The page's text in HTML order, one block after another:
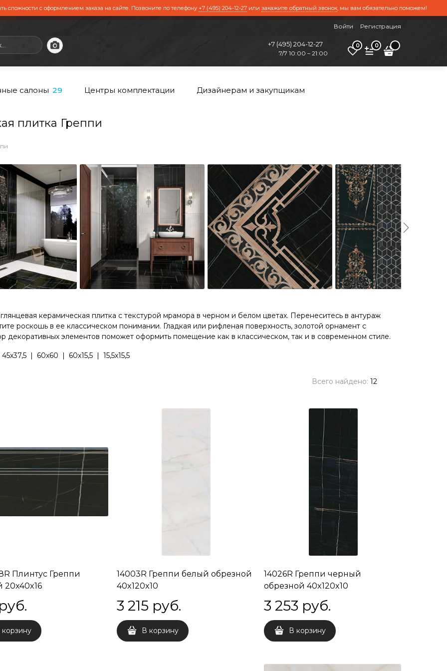
сложности с оформлением заказа на сайте. Позвоните по телефону +7 (495) 204-12-27 или закажите обратный звонок, мы вам обязательно поможем!
Войти Регистрация
+7 (495) 204-12-27
7/7 10:00 – 21:00
0 0
салоны 29 Центры комплектации Дизайнерам и закупщикам
плитка Греппи
керамическая плитка с текстурой мрамора в черном и белом цветах. Перенеситесь в антураж
роскошь в ее классическом понимании. Гладкая или рифленая поверхность, золотой орнамент с
элементов поможет оформить помещение как в классическом, так и в современном стиле.
| 60х60 | 60х15,5 | 15,5х15,5
Всего найдено:12
Плинтус Греппи
20x40x16
14003R Греппи белый обрезной
40x120x10
3 215 руб.
В корзину
14026R Греппи черный
обрезной 40x120x10
3 253 руб.
В корзину